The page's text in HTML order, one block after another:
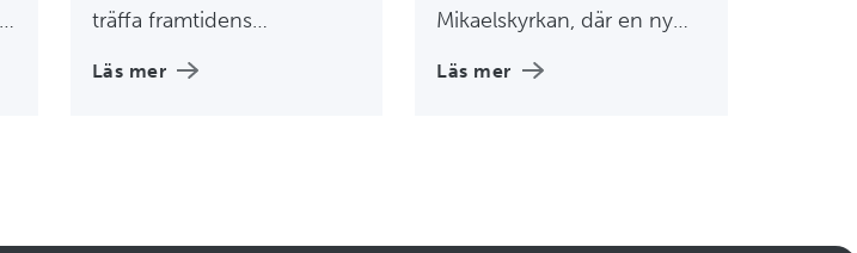
träffa framtidens
medarbetare,
Läs mer
Mikaelskyrkan, där en ny
och långsiktig mötesplats
Läs mer